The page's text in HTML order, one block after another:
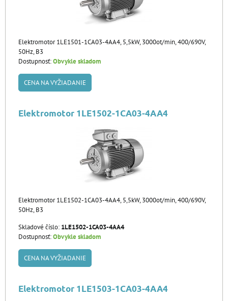
Elektromotor 1LE1501-1CA03-4AA4, 5,5kW, 3000ot/min, 400/690V,
50Hz, B3
Dostupnosť:Obvykle skladom
CENA NA VYŽIADANIE
Elektromotor 1LE1502-1CA03-4AA4
Elektromotor 1LE1502-1CA03-4AA4, 5,5kW, 3000ot/min, 400/690V,
50Hz, B3
Skladové číslo: 1LE1502-1CA03-4AA4
Dostupnosť:Obvykle skladom
CENA NA VYŽIADANIE
Elektromotor 1LE1503-1CA03-4AA4